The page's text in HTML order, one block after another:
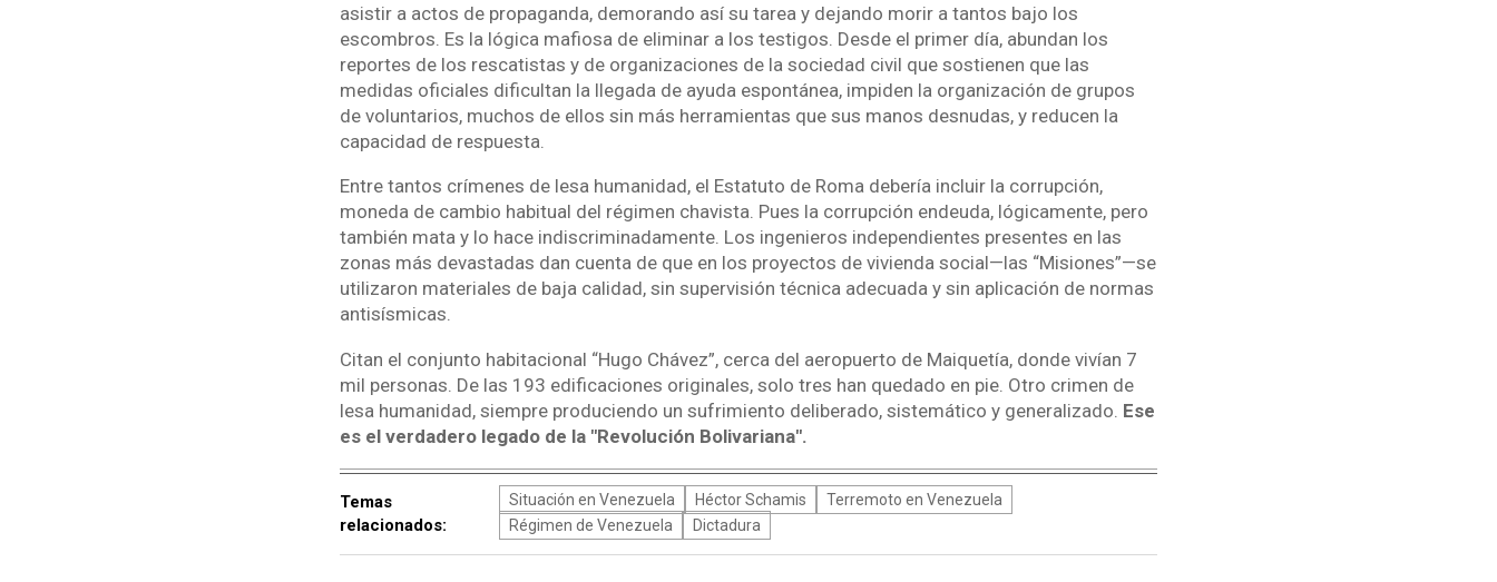
asistir a actos de propaganda, demorando así su tarea y dejando morir a tantos bajo los
escombros. Es la lógica mafiosa de eliminar a los testigos. Desde el primer día, abundan los
reportes de los rescatistas y de organizaciones de la sociedad civil que sostienen que las
medidas oficiales dificultan la llegada de ayuda espontánea, impiden la organización de grupos
de voluntarios, muchos de ellos sin más herramientas que sus manos desnudas, y reducen la
capacidad de respuesta.
Entre tantos crímenes de lesa humanidad, el Estatuto de Roma debería incluir la corrupción,
moneda de cambio habitual del régimen chavista. Pues la corrupción endeuda, lógicamente, pero
también mata y lo hace indiscriminadamente. Los ingenieros independientes presentes en las
zonas más devastadas dan cuenta de que en los proyectos de vivienda social—las “Misiones”—se
utilizaron materiales de baja calidad, sin supervisión técnica adecuada y sin aplicación de normas
antisísmicas.
Citan el conjunto habitacional “Hugo Chávez”, cerca del aeropuerto de Maiquetía, donde vivían 7
mil personas. De las 193 edificaciones originales, solo tres han quedado en pie. Otro crimen de
lesa humanidad, siempre produciendo un sufrimiento deliberado, sistemático y generalizado. Ese
es el verdadero legado de la "Revolución Bolivariana".
Temas
relacionados:
Situación en Venezuela Héctor Schamis
Terremoto en Venezuela
Régimen de Venezuela
Dictadura